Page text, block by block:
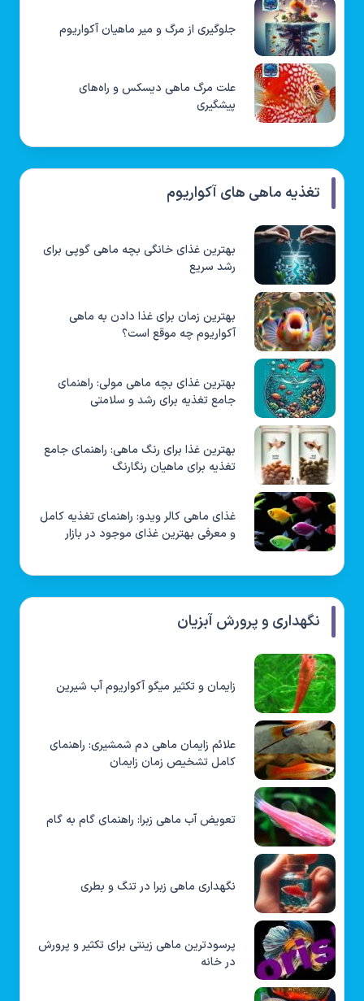
جلوگیری از مرگ و میر ماهیان آکواریوم
علت مرگ ماهی دیسکس و راه‌های
پیشگیری
تغذیه ماهی های آکواریوم
بهترین غذای خانگی بچه ماهی گوپی برای
رشد سریع
بهترین زمان برای غذا دادن به ماهی
آکواریوم چه موقع است؟
بهترین غذای بچه ماهی مولی: راهنمای
جامع تغذیه برای رشد و سلامتی
بهترین غذا برای رنگ ماهی: راهنمای جامع
تغذیه برای ماهیان رنگارنگ
غذای ماهی کالر ویدو: راهنمای تغذیه کامل
و معرفی بهترین غذای موجود در بازار
نگهداری و پرورش آبزیان
زایمان و تکثیر میگو آکواریوم آب شیرین
علائم زایمان ماهی دم شمشیری: راهنمای
کامل تشخیص زمان زایمان
تعویض آب ماهی زبرا: راهنمای گام به گام
نگهداری ماهی زبرا در تنگ و بطری
پرسودترین ماهی زینتی برای تکثیر و پرورش
در خانه